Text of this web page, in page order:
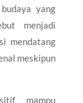
yang
menjadi
mendatang
meskipun
mampu